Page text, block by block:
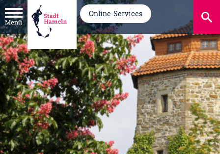
Menü
Online-Services